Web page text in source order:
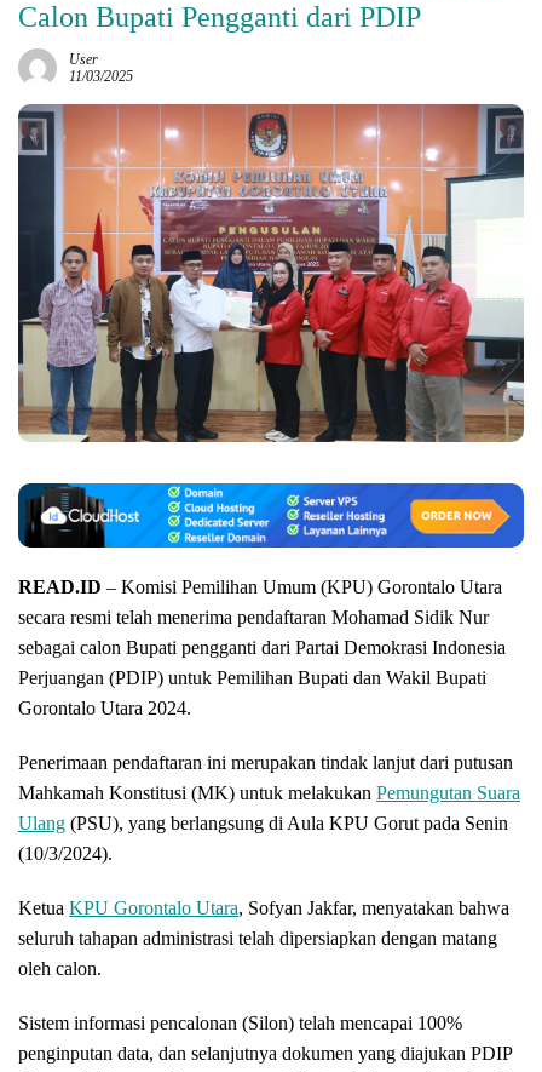
Calon Bupati Pengganti dari PDIP
User
11/03/2025
READ.ID – Komisi Pemilihan Umum (KPU) Gorontalo Utara
secara resmi telah menerima pendaftaran Mohamad Sidik Nur
sebagai calon Bupati pengganti dari Partai Demokrasi Indonesia
Perjuangan (PDIP) untuk Pemilihan Bupati dan Wakil Bupati
Gorontalo Utara 2024.
Penerimaan pendaftaran ini merupakan tindak lanjut dari putusan
Mahkamah Konstitusi (MK) untuk melakukan Pemungutan Suara
Ulang (PSU), yang berlangsung di Aula KPU Gorut pada Senin
(10/3/2024).
Ketua KPU Gorontalo Utara, Sofyan Jakfar, menyatakan bahwa
seluruh tahapan administrasi telah dipersiapkan dengan matang
oleh calon.
Sistem informasi pencalonan (Silon) telah mencapai 100%
penginputan data, dan selanjutnya dokumen yang diajukan PDIP